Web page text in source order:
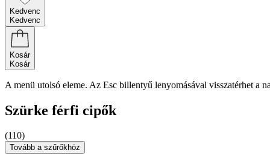
Kedvenc
Kedvenc
Kosár
Kosár
A menü utolsó eleme. Az Esc billentyű lenyomásával visszatérhet a
Szürke férfi cipők
(110)
Tovább a szűrőkhöz